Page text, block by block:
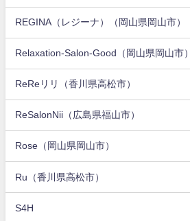
REGINA（レジーナ）（岡山県岡山市）
Relaxation-Salon-Good（岡山県岡山市）
ReReリリ（香川県高松市）
ReSalonNii（広島県福山市）
Rose（岡山県岡山市）
Ru（香川県高松市）
S4H